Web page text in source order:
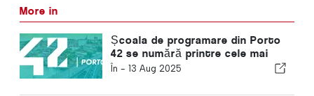
More in
Școala de programare din Porto
42 se numără printre cele mai
inovatoare universități din lume
În - 13 Aug 2025